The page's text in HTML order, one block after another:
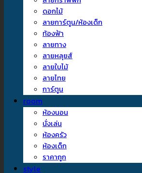
ดอกไม้
ลายการ์ตูน/ห้องเด็ก
ท้องฟ้า
ลายทาง
ลายหลุยส์
ลายใบไม้
ลายไทย
การ์ตูน
room
ห้องนอน
นั่งเล่น
ห้องครัว
ห้องเด็ก
ราคาถูก
style